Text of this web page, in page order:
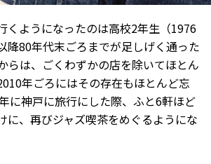
くようになったのは高校2年生（1976
降80年代末ごろまでが足しげく通った
らは、ごくわずかの店を除いてほとん
年ごろにはその存在もほとんど忘
に神戸に旅行にした際、ふと6軒ほど
に、再びジャズ喫茶をめぐるようにな